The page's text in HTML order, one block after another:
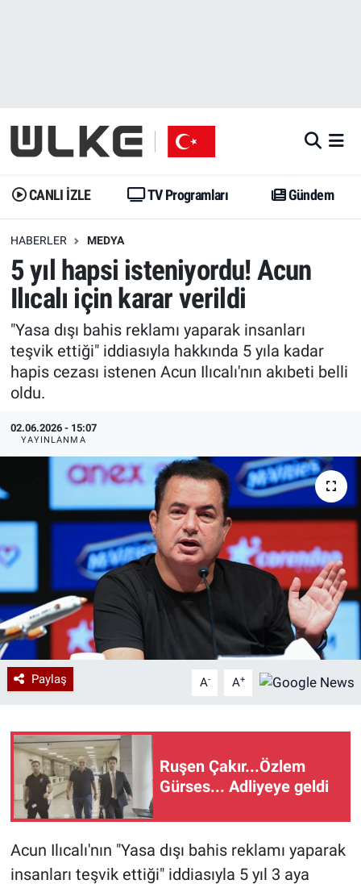
CANLI İZLE TV Programları Gündem
HABERLER MEDYA
5 yıl hapsi isteniyordu! Acun
Ilıcalı için karar verildi
"Yasa dışı bahis reklamı yaparak insanları
teşvik ettiği" iddiasıyla hakkında 5 yıla kadar
hapis cezası istenen Acun Ilıcalı'nın akıbeti belli
oldu.
02.06.2026 - 15:07
YAYINLANMA
Paylaş A- A+
Ruşen Çakır...Özlem
Gürses... Adliyeye geldi
Acun Ilıcalı'nın "Yasa dışı bahis reklamı yaparak
insanları teşvik ettiği" iddiasıyla 5 yıl 3 aya
Gündem
Dünya
Erişim Bilgileri
Ekonomi
Trend
Yazarlar
Gündem
Trend
Erişim Bilgileri
Spor
Ekonomi
Medya
Özel Haberler
Kadın
Erişim Bilgileri
Sağlık
Teknoloji
Ramazan
İstanbul Namaz Vakitleri
Trafik Durumu
Erişim Bilgileri
Tüm Manşetler
Son Dakika Haberleri